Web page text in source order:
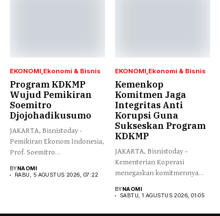
EKONOMI Ekonomi & Bisnis
Program KDKMP
Wujud Pemikiran
Soemitro
Djojohadikusumo
JAKARTA, Bisnistoday -
Pemikiran Ekonom Indonesia,
Prof. Soemitro
menegaskan kemerdekaan...
BYNAOMI
RABU, 5 AGUSTUS 2026, 07:22
EKONOMI Ekonomi & Bisnis
Kemenkop
Komitmen Jaga
Integritas Anti
Korupsi Guna
Sukseskan Program
KDKMP
JAKARTA, Bisnistoday –
Kementerian Koperasi
menegaskan komitmennya
kepercayaan publik...
BYNAOMI
SABTU, 1 AGUSTUS 2026, 01:05